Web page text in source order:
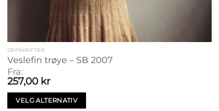
OPPSKRIFTER
Veslefin trøye – SB 2007
Fra:
257,00 kr
VELG ALTERNATIV